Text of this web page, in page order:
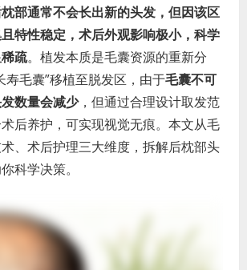
部通常不会长出新的头发，但因该区
特性稳定，术后外观影响极小，科学
疏。植发本质是毛囊资源的重新分
寿毛囊”移植至脱发区，由于毛囊不可
数量会减少，但通过合理设计取发范
后养护，可实现视觉无痕。本文从毛
、术后护理三大维度，拆解后枕部头
科学决策。